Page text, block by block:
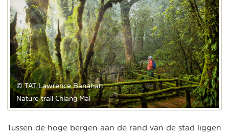
© TAT Lawrence Banahan
Nature trail Chiang Mai
Tussen de hoge bergen aan de rand van de stad liggen